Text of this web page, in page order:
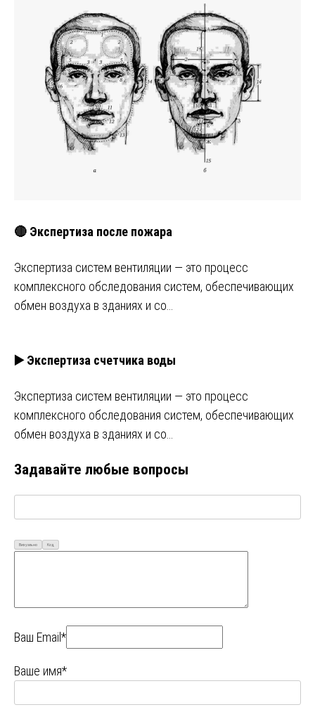
🔴 Экспертиза после пожара
Экспертиза систем вентиляции — это процесс
комплексного обследования систем, обеспечивающих
обмен воздуха в зданиях и со…
▶️ Экспертиза счетчика воды
Экспертиза систем вентиляции — это процесс
комплексного обследования систем, обеспечивающих
обмен воздуха в зданиях и со…
Задавайте любые вопросы
Визуально Код
Ваш Email*
Ваше имя*